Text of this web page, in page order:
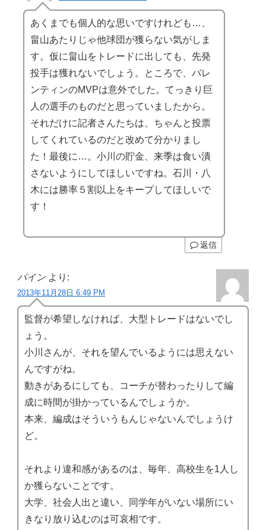
あくまでも個人的な思いですけれども…、
畠山あたりじゃ他球団が獲らない気がしま
す。仮に畠山をトレードに出しても、先発
投手は獲れないでしょう。ところで、バレ
ンティンのMVPは意外でした。てっきり巨
人の選手のものだと思っていましたから。
それだけに記者さんたちは、ちゃんと投票
してくれているのだと改めて分かりまし
た！最後に…。小川の貯金、来季は食い潰
さないようにしてほしいですね。石川・八
木には勝率５割以上をキープしてほしいで
す！
返信
パイン より:
2013年11月28日 6:49 PM
監督が希望しなければ、大型トレードはないでし
ょう。
小川さんが、それを望んでいるようには思えない
んですがね。
動きがあるにしても、コーチが替わったりして編
成に時間が掛かっているんでしょうか。
本来、編成はそういうもんじゃないんでしょうけ
ど。
それより違和感があるのは、毎年、高校生を1人し
か獲らないことです。
大学、社会人出と違い、同学年がいない場所にい
きなり放り込むのは可哀相です。